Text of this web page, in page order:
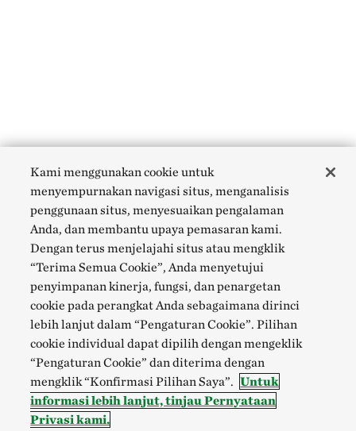
Kami menggunakan cookie untuk
menyempurnakan navigasi situs, menganalisis
penggunaan situs, menyesuaikan pengalaman
Anda, dan membantu upaya pemasaran kami.
Dengan terus menjelajahi situs atau mengklik
“Terima Semua Cookie”, Anda menyetujui
penyimpanan kinerja, fungsi, dan penargetan
cookie pada perangkat Anda sebagaimana dirinci
lebih lanjut dalam “Pengaturan Cookie”. Pilihan
cookie individual dapat dipilih dengan mengeklik
“Pengaturan Cookie” dan diterima dengan
mengklik “Konfirmasi Pilihan Saya”. Untuk
informasi lebih lanjut, tinjau Pernyataan
Privasi kami.